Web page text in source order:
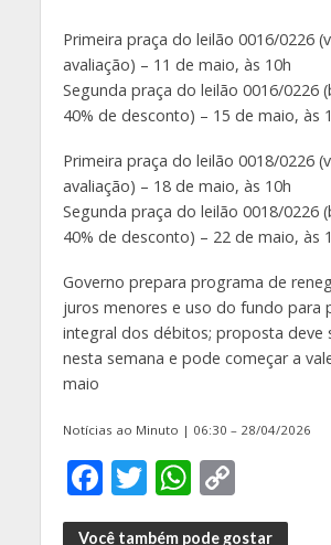
Primeira praça do leilão 0016/0226
avaliação) – 11 de maio, às 10h
Segunda praça do leilão 0016/0226
40% de desconto) – 15 de maio, às
Primeira praça do leilão 0018/0226
avaliação) – 18 de maio, às 10h
Segunda praça do leilão 0018/0226
40% de desconto) – 22 de maio, às
Governo prepara programa de
juros menores e uso do fundo para
integral dos débitos; proposta deve
nesta semana e pode começar a
maio
Notícias ao Minuto | 06:30 – 28/04/2026
F
ac
T
w
W
h
C
o
Você também pode gostar